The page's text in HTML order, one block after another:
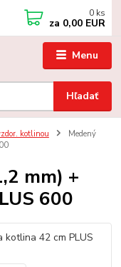
Menu
Hľadať
0 ks
za 0,00 EUR
kotlinou
Medený
mm) +
600